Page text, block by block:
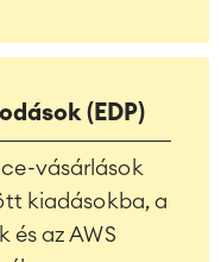
(EDP)
vásárlások
kiadásokba, a
és az AWS